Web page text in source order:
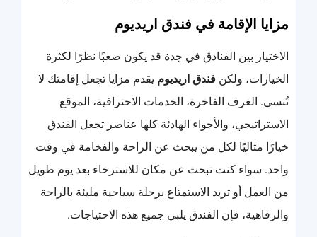
مزايا الإقامة في فندق اريديوم
الاختيار بين الفنادق في جدة قد يكون صعبًا نظرًا لكثرة
الخيارات، ولكن فندق اريديوم يقدم مزايا تجعل إقامتك لا
تُنسى. الغرف الفاخرة، الخدمات الاحترافية، الموقع
الاستراتيجي، والأجواء الهادئة كلها عناصر تجعل الفندق
خيارًا مثاليًا لكل من يبحث عن الراحة والفخامة في وقت
واحد. سواء كنت تبحث عن مكان للاسترخاء بعد يوم طويل
من العمل أو تريد الاستمتاع برحلة سياحية مليئة بالراحة
والرفاهية، فإن الفندق يلبي جميع هذه الاحتياجات.